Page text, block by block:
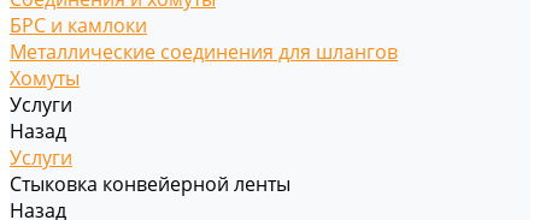
БРС и камлоки
Металлические соединения для шлангов
Хомуты
Услуги
Назад
Услуги
Стыковка конвейерной ленты
Назад